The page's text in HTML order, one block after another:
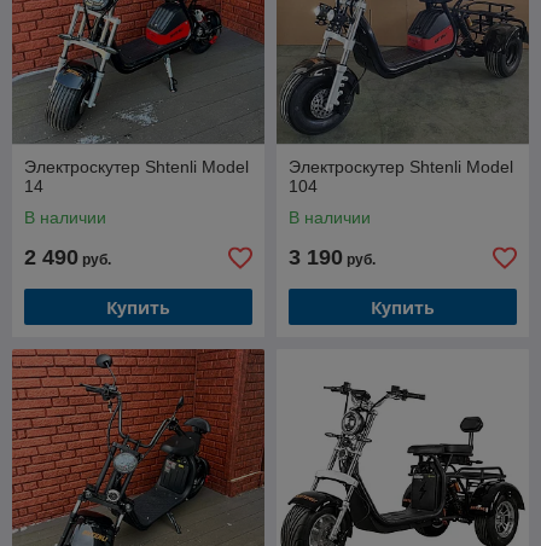
Электроскутер Shtenli Model
14
В наличии
2 490 руб.
Купить
Электроскутер Shtenli Model
104
В наличии
3 190 руб.
Купить